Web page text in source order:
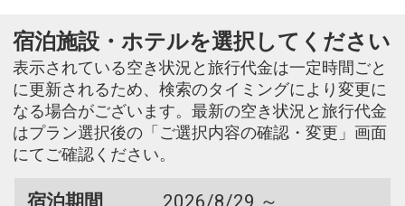
宿泊施設・ホテルを選択してください
表示されている空き状況と旅行代金は一定時間ごと
に更新されるため、検索のタイミングにより変更に
なる場合がございます。最新の空き状況と旅行代金
はプラン選択後の「ご選択内容の確認・変更」画面
にてご確認ください。
宿泊期間
2026/8/29 ～